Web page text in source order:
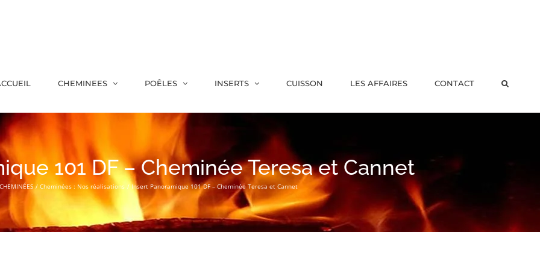
CHEMINEES POÊLES INSERTS CUISSON LES AFFAIRES CONTACT
101 DF – Cheminée Teresa et Cannet
CHEMINÉES Cheminées : Nos réalisations Insert Panoramique 101 DF – Cheminée Teresa et Cannet